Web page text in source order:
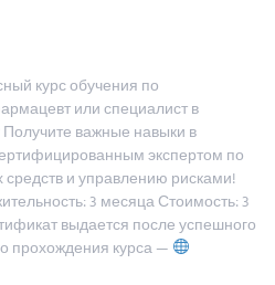
курс обучения по
или специалист в
важные навыки в
экспертом по
средств и управлению рисками!
3 месяца Стоимость: 3
выдается после успешного
прохождения курса —